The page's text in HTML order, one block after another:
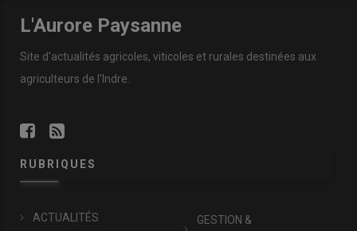
L'Aurore Paysanne
Site d'actualités agricoles, viticoles et rurales destinées aux
agriculteurs de l'Indre.
RUBRIQUES
ACTUALITÉS
GESTION &